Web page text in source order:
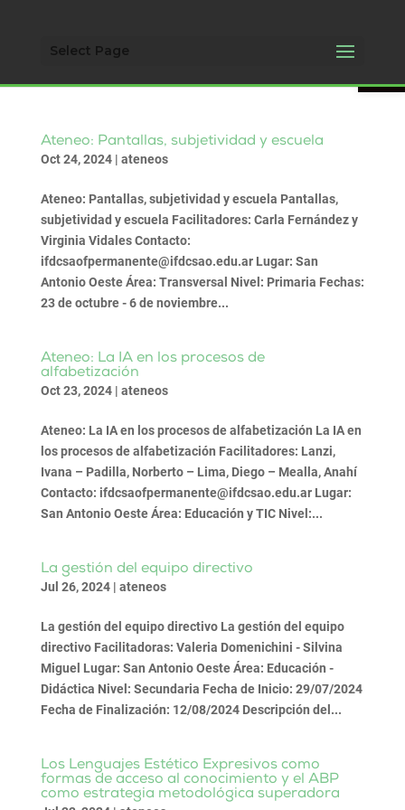
Select Page
Ateneo: Pantallas, subjetividad y escuela
Oct 24, 2024| ateneos
Ateneo: Pantallas, subjetividad y escuela Pantallas,
subjetividad y escuela Facilitadores: Carla Fernández y
Virginia Vidales Contacto:
ifdcsaofpermanente@ifdcsao.edu.ar Lugar: San
Antonio Oeste Área: Transversal Nivel: Primaria Fechas:
23 de octubre - 6 de noviembre...
Ateneo: La IA en los procesos de
alfabetización
Oct 23, 2024| ateneos
Ateneo: La IA en los procesos de alfabetización La IA en
los procesos de alfabetización Facilitadores: Lanzi,
Ivana – Padilla, Norberto – Lima, Diego – Mealla, Anahí
Contacto: ifdcsaofpermanente@ifdcsao.edu.ar Lugar:
San Antonio Oeste Área: Educación y TIC Nivel:...
La gestión del equipo directivo
Jul 26, 2024| ateneos
La gestión del equipo directivo La gestión del equipo
directivo Facilitadoras: Valeria Domenichini - Silvina
Miguel Lugar: San Antonio Oeste Área: Educación -
Didáctica Nivel: Secundaria Fecha de Inicio: 29/07/2024
Fecha de Finalización: 12/08/2024 Descripción del...
Los Lenguajes Estético Expresivos como
formas de acceso al conocimiento y el ABP
como estrategia metodológica superadora